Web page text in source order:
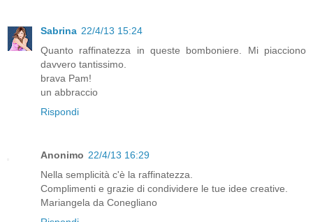
Sabrina 22/4/13 15:24
Quanto raffinatezza in queste bomboniere. Mi piacciono
davvero tantissimo.
brava Pam!
un abbraccio
Rispondi
Anonimo 22/4/13 16:29
Nella semplicità c'è la raffinatezza.
Complimenti e grazie di condividere le tue idee creative.
Mariangela da Conegliano